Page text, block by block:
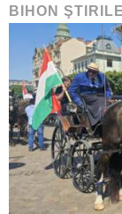
BIHON